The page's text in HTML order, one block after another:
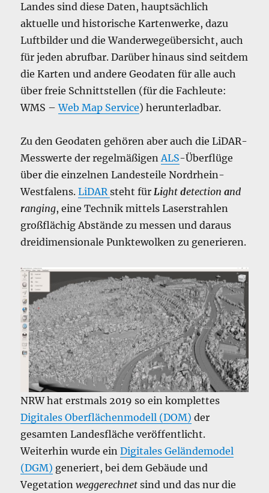
Landes sind diese Daten, hauptsächlich
aktuelle und historische Kartenwerke, dazu
Luftbilder und die Wanderwegeübersicht, auch
für jeden abrufbar. Darüber hinaus sind seitdem
die Karten und andere Geodaten für alle auch
über freie Schnittstellen (für die Fachleute:
WMS –Web Map Service) herunterladbar.
Zu den Geodaten gehören aber auch die LiDAR-
Messwerte der regelmäßigenALS-Überflüge
über die einzelnen Landesteile Nordrhein-
Westfalens.LiDARsteht fürLightdetectionand
ranging, eine Technik mittels Laserstrahlen
großflächig Abstände zu messen und daraus
dreidimensionale Punktewolken zu generieren.
NRW hat erstmals 2019 so ein komplettes
Digitales Oberflächenmodell (DOM) der
gesamten Landesfläche veröffentlicht.
Weiterhin wurde einDigitales Geländemodel
(DGM) generiert, bei dem Gebäude und
Vegetationweggerechnetsind und das nur die